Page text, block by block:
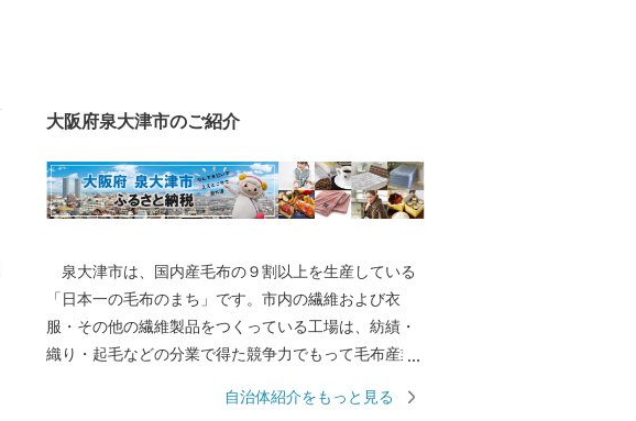
大阪府泉大津市のご紹介
泉大津市は、国内産毛布の９割以上を生産している
「日本一の毛布のまち」です。市内の繊維および衣
服・その他の繊維製品をつくっている工場は、紡績・
織り・起毛などの分業で得た競争力でもって毛布産業
く、奈良時代には府中におかれた国の役所の外港とし
自治体紹介をもっと見る